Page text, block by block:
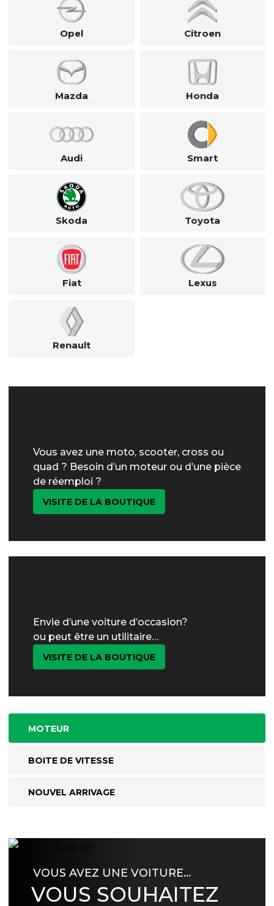
Opel Citroen
Mazda Honda
Audi Smart
Skoda Toyota
Fiat Lexus
Renault
Vous avez une moto, scooter, cross ou
quad ? Besoin d’un moteur ou d’une pièce
de réemploi ?
VISITE DE LA BOUTIQUE
Envie d’une voiture d’occasion?
ou peut être un utilitaire…
VISITE DE LA BOUTIQUE
MOTEUR
BOITE DE VITESSE
NOUVEL ARRIVAGE
VOUS AVEZ UNE VOITURE…
VOUS SOUHAITEZ